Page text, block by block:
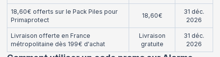
18,60€ offerts sur le Pack Piles pour
Primaprotect
18,60€
31 déc.
2026
Livraison offerte en France
métropolitaine dès 199€ d'achat
Livraison
gratuite
31 déc.
2026